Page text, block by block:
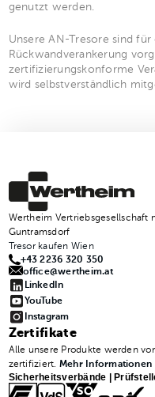
genutzt werden.
Unsere AN-Tresore sind
Rückwandverankerung
zertifizierungskonforme
wird selbstverständlich
Wertheim Vertriebsgesellschaft
Guntramsdorf
Tresor kaufen Wien
+43 2236 320 350
office@wertheim.at
LinkedIn
YouTube
Instagram
Zertifikate
Alle unsere Produkte werden
zertifiziert. Mehr Informationen
Sicherheitsverbände |